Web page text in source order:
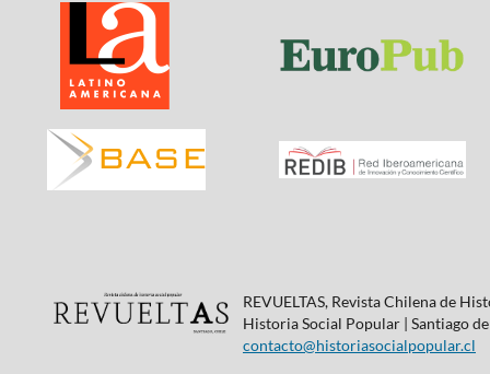
REVUELTAS, Revista Chilena de
Historia Social Popular | Santiago
contacto@historiasocialpopular.cl